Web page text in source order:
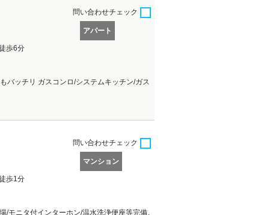
歩6分
アパート
問い合わせチェック
バッチリ ガスコンロ/システムキッチン/ガス
歩1分
マンション
問い合わせチェック
/モニタ付インターホン/温水洗浄便座等完備。